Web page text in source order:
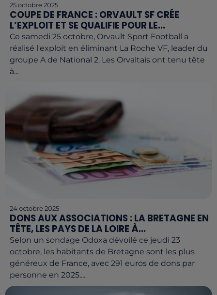
25 octobre 2025
COUPE DE FRANCE : ORVAULT SF CRÉE
L’EXPLOIT ET SE QUALIFIE POUR LE...
Ce samedi 25 octobre, Orvault Sport Football a
réalisé l'exploit en éliminant La Roche VF, leader du
groupe A de National 2. Les Orvaltais ont tenu tête
à...
24 octobre 2025
DONS AUX ASSOCIATIONS : LA BRETAGNE EN
TÊTE, LES PAYS DE LA LOIRE À...
Selon un sondage Odoxa dévoilé ce jeudi 23
octobre, les habitants de Bretagne sont les plus
généreux de France, avec 291 euros de dons par
personne en 2025....